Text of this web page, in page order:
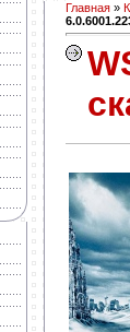
Главная »